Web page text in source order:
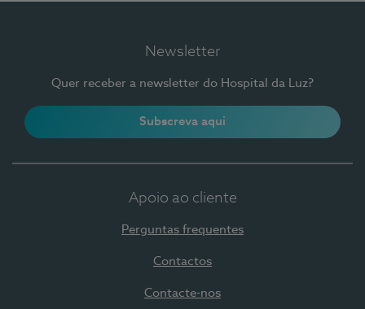
Newsletter
Quer receber a newsletter do Hospital da Luz?
Subscreva aqui
Apoio ao cliente
Perguntas frequentes
Contactos
Contacte-nos